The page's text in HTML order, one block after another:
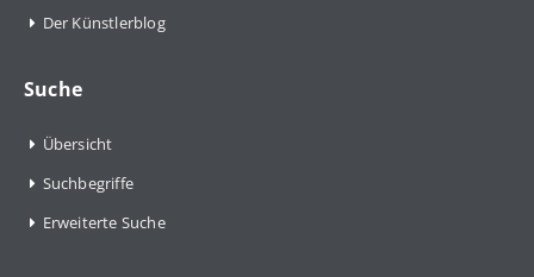
Der Künstlerblog
Suche
Übersicht
Suchbegriffe
Erweiterte Suche